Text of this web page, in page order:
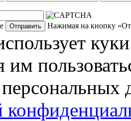
Нажимая на кнопку